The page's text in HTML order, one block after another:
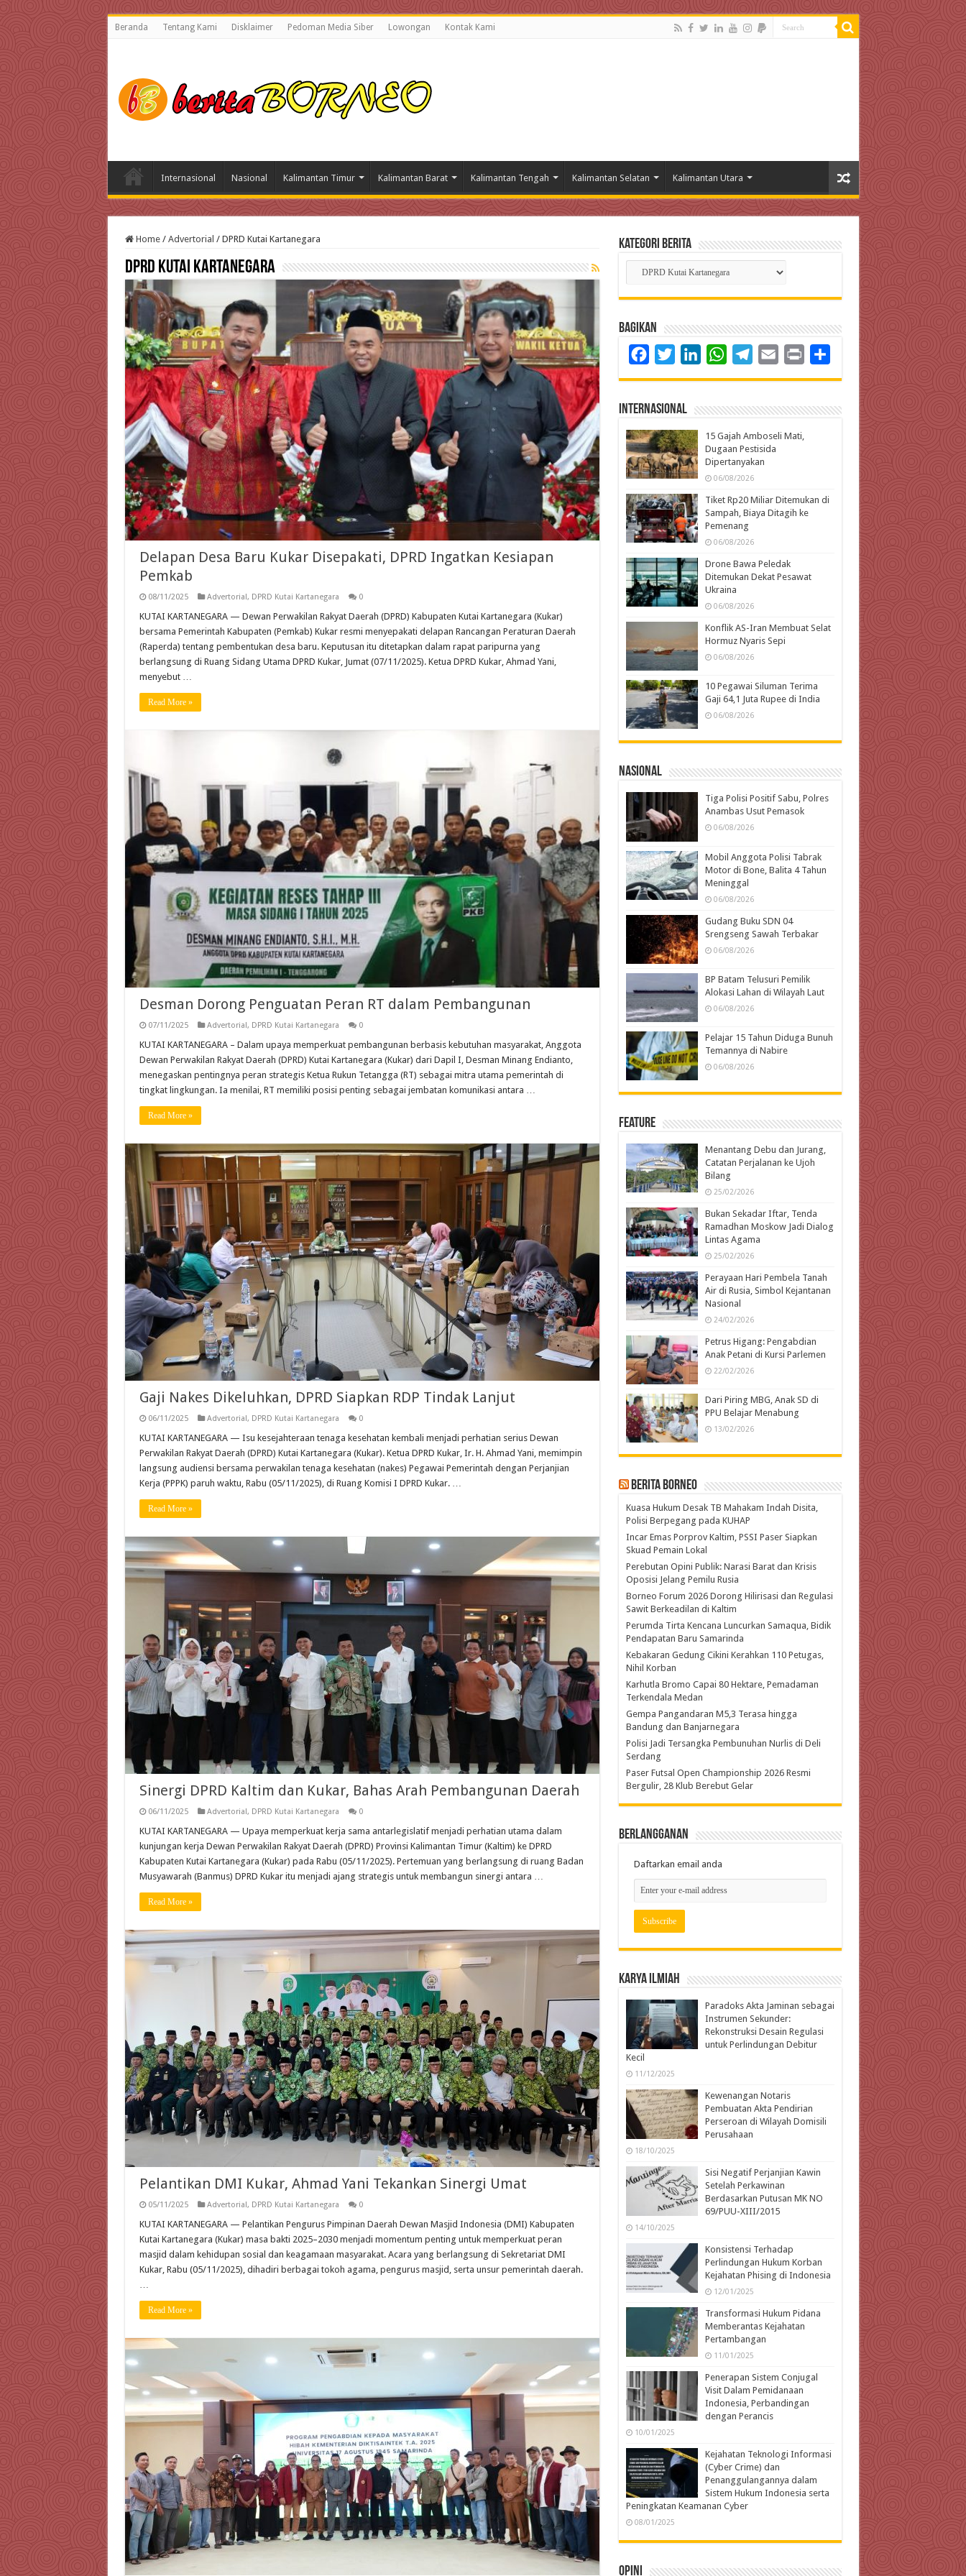
Beranda Tentang Kami Disklaimer Pedoman Media Siber Lowongan Kontak Kami
Internasional Nasional Kalimantan Timur Kalimantan Barat Kalimantan Tengah Kalimantan Selatan Kalimantan Utara
Home / Advertorial / DPRD Kutai Kartanegara
DPRD Kutai Kartanegara
Delapan Desa Baru Kukar Disepakati, DPRD Ingatkan Kesiapan
Pemkab
08/11/2025 Advertorial, DPRD Kutai Kartanegara 0
KUTAI KARTANEGARA — Dewan Perwakilan Rakyat Daerah (DPRD) Kabupaten Kutai Kartanegara (Kukar)
bersama Pemerintah Kabupaten (Pemkab) Kukar resmi menyepakati delapan Rancangan Peraturan Daerah
(Raperda) tentang pembentukan desa baru. Keputusan itu ditetapkan dalam rapat paripurna yang
berlangsung di Ruang Sidang Utama DPRD Kukar, Jumat (07/11/2025). Ketua DPRD Kukar, Ahmad Yani,
menyebut …
Read More »
Desman Dorong Penguatan Peran RT dalam Pembangunan
07/11/2025 Advertorial , DPRD Kutai Kartanegara 0
KUTAI KARTANEGARA – Dalam upaya memperkuat pembangunan berbasis kebutuhan masyarakat, Anggota
Dewan Perwakilan Rakyat Daerah (DPRD) Kutai Kartanegara (Kukar) dari Dapil I, Desman Minang Endianto,
menegaskan pentingnya peran strategis Ketua Rukun Tetangga (RT) sebagai mitra utama pemerintah di
tingkat lingkungan. Ia menilai, RT memiliki posisi penting sebagai jembatan komunikasi antara …
Read More »
Gaji Nakes Dikeluhkan, DPRD Siapkan RDP Tindak Lanjut
06/11/2025 Advertorial , DPRD Kutai Kartanegara 0
KUTAI KARTANEGARA — Isu kesejahteraan tenaga kesehatan kembali menjadi perhatian serius Dewan
Perwakilan Rakyat Daerah (DPRD) Kutai Kartanegara (Kukar). Ketua DPRD Kukar, Ir. H. Ahmad Yani, memimpin
langsung audiensi bersama perwakilan tenaga kesehatan (nakes) Pegawai Pemerintah dengan Perjanjian
Kerja (PPPK) paruh waktu, Rabu (05/11/2025), di Ruang Komisi I DPRD Kukar. …
Read More »
Sinergi DPRD Kaltim dan Kukar, Bahas Arah Pembangunan Daerah
06/11/2025 Advertorial , DPRD Kutai Kartanegara 0
KUTAI KARTANEGARA — Upaya memperkuat kerja sama antarlegislatif menjadi perhatian utama dalam
kunjungan kerja Dewan Perwakilan Rakyat Daerah (DPRD) Provinsi Kalimantan Timur (Kaltim) ke DPRD
Kabupaten Kutai Kartanegara (Kukar) pada Rabu (05/11/2025). Pertemuan yang berlangsung di ruang Badan
Musyawarah (Banmus) DPRD Kukar itu menjadi ajang strategis untuk membangun sinergi antara …
Read More »
Pelantikan DMI Kukar, Ahmad Yani Tekankan Sinergi Umat
05/11/2025 Advertorial , DPRD Kutai Kartanegara 0
KUTAI KARTANEGARA — Pelantikan Pengurus Pimpinan Daerah Dewan Masjid Indonesia (DMI) Kabupaten
Kutai Kartanegara (Kukar) masa bakti 2025–2030 menjadi momentum penting untuk memperkuat peran
masjid dalam kehidupan sosial dan keagamaan masyarakat. Acara yang berlangsung di Sekretariat DMI
Kukar, Rabu (05/11/2025), dihadiri berbagai tokoh agama, pengurus masjid, serta unsur pemerintah daerah.
…
Read More »
Kategori Berita
Kategori
Berita
Bagikan
FacebookTwitterLinkedInWhatsAppTelegram
Email Print
Internasional
15 Gajah Amboseli Mati,
Dugaan Pestisida
Dipertanyakan
06/08/2026
Tiket Rp20 Miliar Ditemukan di
Sampah, Biaya Ditagih ke
Pemenang
06/08/2026
Drone Bawa Peledak
Ditemukan Dekat Pesawat
Ukraina
06/08/2026
Konflik AS-Iran Membuat Selat
Hormuz Nyaris Sepi
06/08/2026
10 Pegawai Siluman Terima
Gaji 64,1 Juta Rupee di India
06/08/2026
Nasional
Tiga Polisi Positif Sabu, Polres
Anambas Usut Pemasok
06/08/2026
Mobil Anggota Polisi Tabrak
Motor di Bone, Balita 4 Tahun
Meninggal
06/08/2026
Gudang Buku SDN 04
Srengseng Sawah Terbakar
06/08/2026
BP Batam Telusuri Pemilik
Alokasi Lahan di Wilayah Laut
06/08/2026
Pelajar 15 Tahun Diduga Bunuh
Temannya di Nabire
06/08/2026
Feature
Menantang Debu dan Jurang,
Catatan Perjalanan ke Ujoh
Bilang
25/02/2026
Bukan Sekadar Iftar, Tenda
Ramadhan Moskow Jadi Dialog
Lintas Agama
25/02/2026
Perayaan Hari Pembela Tanah
Air di Rusia, Simbol Kejantanan
Nasional
24/02/2026
Petrus Higang: Pengabdian
Anak Petani di Kursi Parlemen
22/02/2026
Dari Piring MBG, Anak SD di
PPU Belajar Menabung
13/02/2026
Berita Borneo
Kuasa Hukum Desak TB Mahakam Indah Disita,
Polisi Berpegang pada KUHAP
Incar Emas Porprov Kaltim, PSSI Paser Siapkan
Skuad Pemain Lokal
Perebutan Opini Publik: Narasi Barat dan Krisis
Oposisi Jelang Pemilu Rusia
Borneo Forum 2026 Dorong Hilirisasi dan Regulasi
Sawit Berkeadilan di Kaltim
Perumda Tirta Kencana Luncurkan Samaqua, Bidik
Pendapatan Baru Samarinda
Kebakaran Gedung Cikini Kerahkan 110 Petugas,
Nihil Korban
Karhutla Bromo Capai 80 Hektare, Pemadaman
Terkendala Medan
Gempa Pangandaran M5,3 Terasa hingga
Bandung dan Banjarnegara
Polisi Jadi Tersangka Pembunuhan Nurlis di Deli
Serdang
Paser Futsal Open Championship 2026 Resmi
Bergulir, 28 Klub Berebut Gelar
Berlangganan
Daftarkan email anda
Karya Ilmiah
Paradoks Akta Jaminan sebagai
Instrumen Sekunder:
Rekonstruksi Desain Regulasi
untuk Perlindungan Debitur
Kecil
11/12/2025
Kewenangan Notaris
Pembuatan Akta Pendirian
Perseroan di Wilayah Domisili
Perusahaan
18/10/2025
Sisi Negatif Perjanjian Kawin
Setelah Perkawinan
Berdasarkan Putusan MK NO
69/PUU-XIII/2015
14/10/2025
Konsistensi Terhadap
Perlindungan Hukum Korban
Kejahatan Phising di Indonesia
12/01/2025
Transformasi Hukum Pidana
Memberantas Kejahatan
Pertambangan
11/01/2025
Penerapan Sistem Conjugal
Visit Dalam Pemidanaan
Indonesia, Perbandingan
dengan Perancis
10/01/2025
Kejahatan Teknologi Informasi
(Cyber Crime) dan
Penanggulangannya dalam
Sistem Hukum Indonesia serta
Peningkatan Keamanan Cyber
08/01/2025
Opini